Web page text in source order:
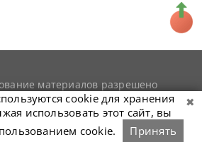
материалов разрешено
гиперссылки наsnookerist.ru
cookie для хранения
использовать этот сайт, вы
cookie.
Принять